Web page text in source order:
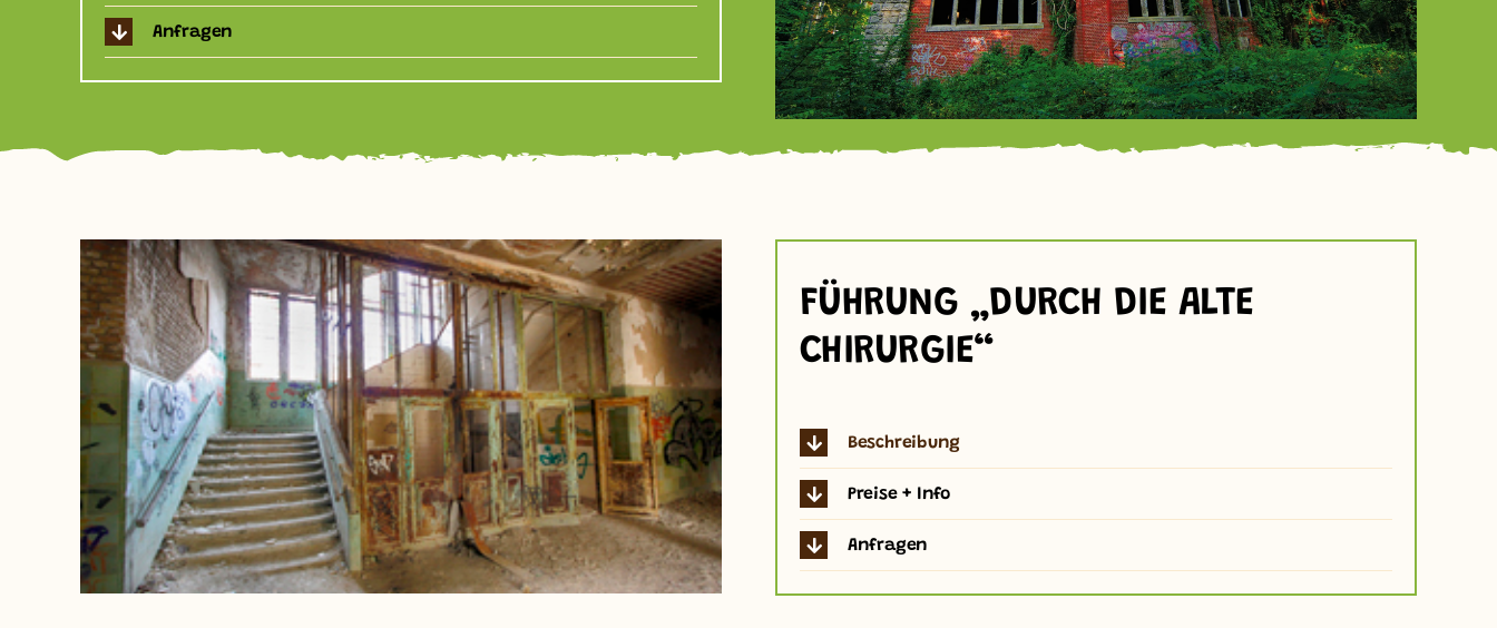
Anfragen
FÜHRUNG „DURCH DIE ALTE
CHIRURGIE“
Beschreibung
Preise + Info
Anfragen